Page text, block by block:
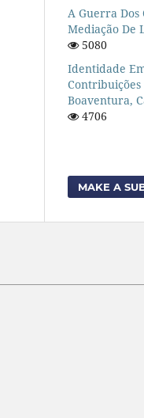
A Guerra Dos
Mediação De
5080
Identidade
Contribuições
Boaventura,
4706
MAKE A